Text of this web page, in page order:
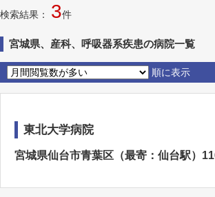
検索結果： 3件
宮城県、産科、呼吸器系疾患の病院一覧
順に表示
東北大学病院
宮城県仙台市青葉区（最寄：仙台駅）